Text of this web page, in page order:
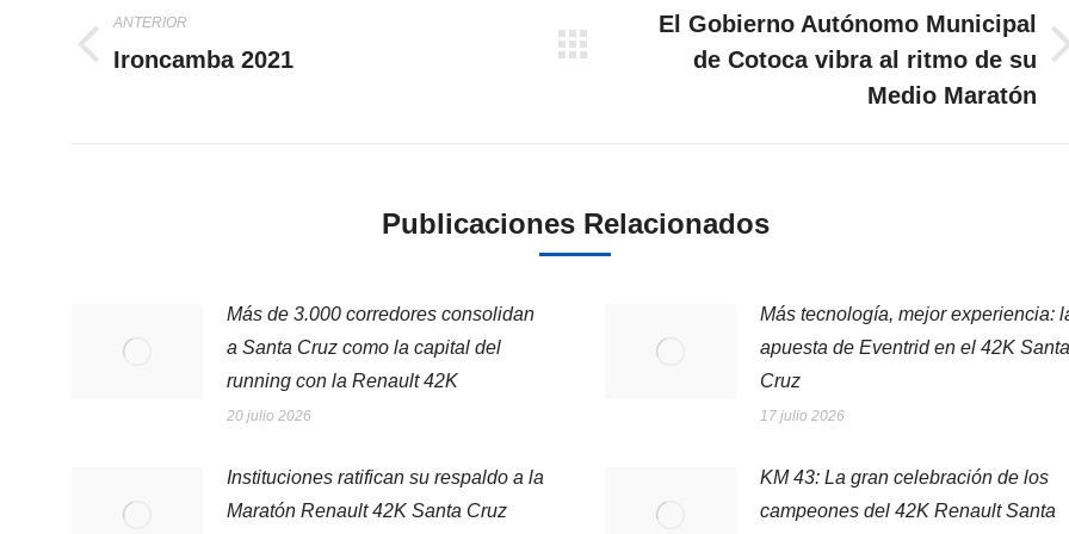
entre
publicaciones
ANTERIOR
Publicación
Ironcamba 2021
Publicación
El Gobierno Autónomo Municipal
de Cotoca vibra al ritmo de su
Medio Maratón
Publicaciones Relacionados
Más de 3.000 corredores consolidan
a Santa Cruz como la capital del
running con la Renault 42K
20 julio 2026
Más tecnología, mejor experiencia:
apuesta de Eventrid en el 42K Santa
Cruz
17 julio 2026
Instituciones ratifican su respaldo a la
Maratón Renault 42K Santa Cruz
KM 43: La gran celebración de los
campeones del 42K Renault Santa